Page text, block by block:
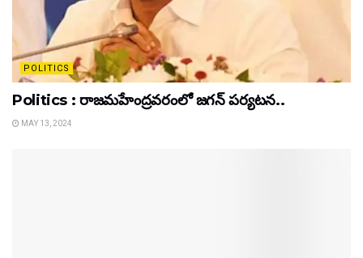
POLITICS
Politics : రాజమహేంద్రవరంలో జగన్ పర్యటన..
MAY 13, 2024